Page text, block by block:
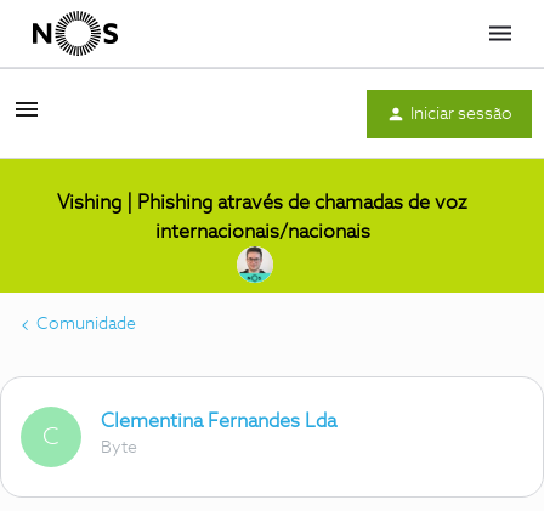
Menu
Iniciar sessão
Vishing | Phishing através de chamadas de voz
internacionais/nacionais
Comunidade
C
Clementina Fernandes Lda
Byte